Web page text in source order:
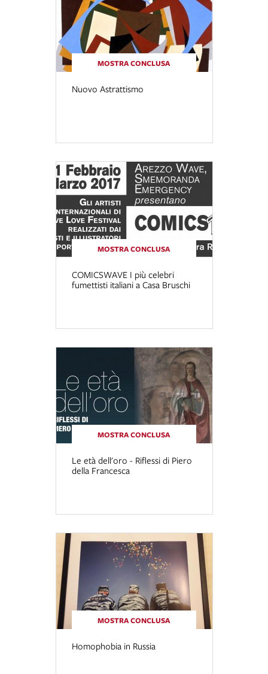
MOSTRA CONCLUSA
Nuovo Astrattismo
MOSTRA CONCLUSA
COMICSWAVE I più celebri
fumettisti italiani a Casa Bruschi
MOSTRA CONCLUSA
Le età dell'oro - Riflessi di Piero
della Francesca
MOSTRA CONCLUSA
Homophobia in Russia